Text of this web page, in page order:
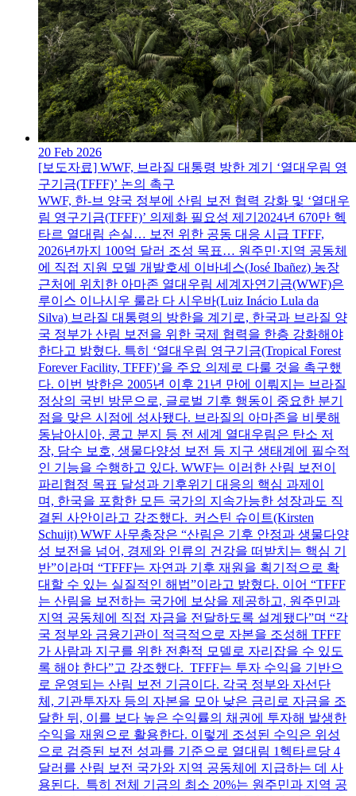
20 Feb 2026
[보도자료] WWF, 브라질 대통령 방한 계기 ‘열대우림 영
구기금(TFFF)’ 논의 촉구
WWF, 한-브 양국 정부에 산림 보전 협력 강화 및 ‘열대우
림 영구기금(TFFF)’ 의제화 필요성 제기2024년 670만 헥
타르 열대림 손실… 보전 위한 공동 대응 시급 TFFF,
2026년까지 100억 달러 조성 목표… 원주민·지역 공동체
에 직접 지원 모델 개발호세 이바녜스(José Ibañez) 농장
근처에 위치한 아마존 열대우림 세계자연기금(WWF)은
루이스 이나시우 룰라 다 시우바(Luiz Inácio Lula da
Silva) 브라질 대통령의 방한을 계기로, 한국과 브라질 양
국 정부가 산림 보전을 위한 국제 협력을 한층 강화해야
한다고 밝혔다. 특히 ‘열대우림 영구기금(Tropical Forest
Forever Facility, TFFF)’을 주요 의제로 다룰 것을 촉구했
다. 이번 방한은 2005년 이후 21년 만에 이뤄지는 브라질
정상의 국빈 방문으로, 글로벌 기후 행동이 중요한 분기
점을 맞은 시점에 성사됐다. 브라질의 아마존을 비롯해
동남아시아, 콩고 분지 등 전 세계 열대우림은 탄소 저
장, 담수 보호, 생물다양성 보전 등 지구 생태계에 필수적
인 기능을 수행하고 있다. WWF는 이러한 산림 보전이
파리협정 목표 달성과 기후위기 대응의 핵심 과제이
며, 한국을 포함한 모든 국가의 지속가능한 성장과도 직
결된 사안이라고 강조했다. 커스틴 슈이트(Kirsten
Schuijt) WWF 사무총장은 “산림은 기후 안정과 생물다양
성 보전을 넘어, 경제와 인류의 건강을 떠받치는 핵심 기
반”이라며 “TFFF는 자연과 기후 재원을 획기적으로 확
대할 수 있는 실질적인 해법”이라고 밝혔다. 이어 “TFFF
는 산림을 보전하는 국가에 보상을 제공하고, 원주민과
지역 공동체에 직접 자금을 전달하도록 설계됐다”며 “각
국 정부와 금융기관이 적극적으로 자본을 조성해 TFFF
가 사람과 지구를 위한 전환적 모델로 자리잡을 수 있도
록 해야 한다”고 강조했다. TFFF는 투자 수익을 기반으
로 운영되는 산림 보전 기금이다. 각국 정부와 자선단
체, 기관투자자 등의 자본을 모아 낮은 금리로 자금을 조
달한 뒤, 이를 보다 높은 수익률의 채권에 투자해 발생한
수익을 재원으로 활용한다. 이렇게 조성된 수익은 위성
으로 검증된 보전 성과를 기준으로 열대림 1헥타르당 4
달러를 산림 보전 국가와 지역 공동체에 지급하는 데 사
용된다. 특히 전체 기금의 최소 20%는 원주민과 지역 공